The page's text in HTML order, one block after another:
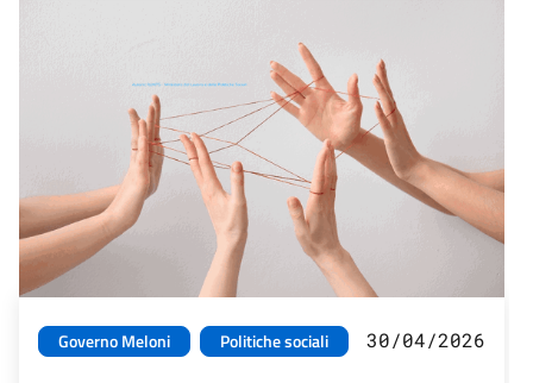
Governo Meloni Politiche sociali 30/04/2026